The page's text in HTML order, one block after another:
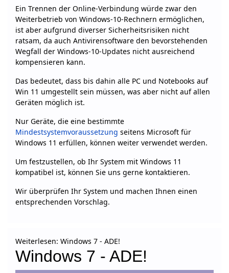
Ein Trennen der Online-Verbindung würde zwar den
Weiterbetrieb von Windows-10-Rechnern ermöglichen,
ist aber aufgrund diverser Sicherheitsrisiken nicht
ratsam, da auch Antivirensoftware den bevorstehenden
Wegfall der Windows-10-Updates nicht ausreichend
kompensieren kann.
Das bedeutet, dass bis dahin alle PC und Notebooks auf
Win 11 umgestellt sein müssen, was aber nicht auf allen
Geräten möglich ist.
Nur Geräte, die eine bestimmte
Mindestsystemvoraussetzung seitens Microsoft für
Windows 11 erfüllen, können weiter verwendet werden.
Um festzustellen, ob Ihr System mit Windows 11
kompatibel ist, können Sie uns gerne kontaktieren.
Wir überprüfen Ihr System und machen Ihnen einen
entsprechenden Vorschlag.
Windows 7 - ADE!
Weiterlesen: Windows 7 - ADE!